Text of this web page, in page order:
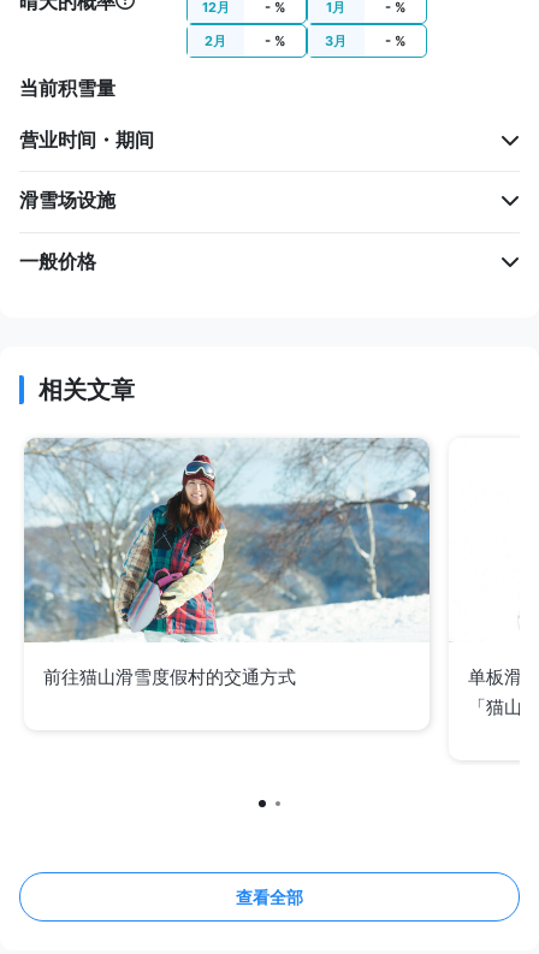
12月 - % 1月
- %
2月
- % 3月 - %
当前积雪量
营业时间・期间
滑雪场设施
一般价格
相关文章
前往猫山滑雪度假村的交通方式
单板滑
「猫山
查看全部